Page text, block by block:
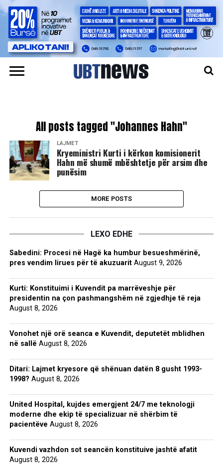
All posts tagged "Johannes Hahn"
LAJMET
Kryeministri Kurti i kërkon komisionerit
Hahn më shumë mbështetje për arsim dhe
punësim
MORE POSTS
LEXO EDHE
Sabedini: Procesi në Hagë ka humbur besueshmërinë,
pres vendim lirues për të akuzuarit August 9, 2026
Kurti: Konstituimi i Kuvendit pa marrëveshje për
presidentin na çon pashmangshëm në zgjedhje të reja
August 8, 2026
Vonohet një orë seanca e Kuvendit, deputetët mblidhen
në sallë August 8, 2026
Ditari: Lajmet kryesore që shënuan datën 8 gusht 1993-
1998? August 8, 2026
United Hospital, kujdes emergjent 24/7 me teknologji
moderne dhe ekip të specializuar në shërbim të
pacientëve August 8, 2026
Kuvendi vazhdon sot seancën konstituive jashtë afatit
August 8, 2026